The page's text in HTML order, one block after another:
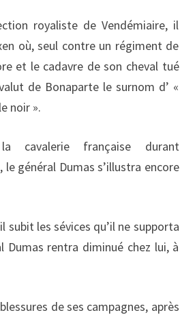
royaliste de Vendémiaire, il
où, seul contre un régiment de
et le cadavre de son cheval tué
de Bonaparte le surnom d’ «
noir ».
cavalerie française durant
le général Dumas s’illustra encore
subit les sévices qu’il ne supporta
Dumas rentra diminué chez lui, à
de ses campagnes, après